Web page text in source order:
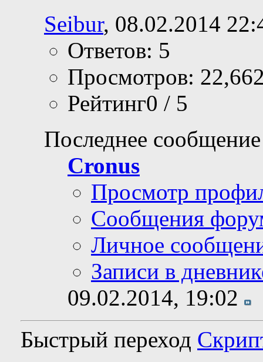
Seibur, 08.02.2014
Ответов: 5
Просмотров:
Рейтинг0 / 5
Последнее
Cronus
Просмотр
Сообщения
Личное
Записи в
09.02.2014, 19:02
Быстрый переход